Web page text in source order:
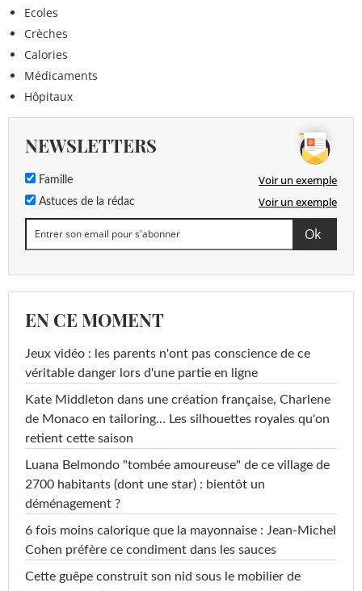
Ecoles
Crèches
Calories
Médicaments
Hôpitaux
NEWSLETTERS
Famille Voir un exemple
Astuces de la rédac Voir un exemple
EN CE MOMENT
Jeux vidéo : les parents n'ont pas conscience de ce
véritable danger lors d'une partie en ligne
Kate Middleton dans une création française, Charlene
de Monaco en tailoring… Les silhouettes royales qu'on
retient cette saison
Luana Belmondo "tombée amoureuse" de ce village de
2700 habitants (dont une star) : bientôt un
déménagement ?
6 fois moins calorique que la mayonnaise : Jean-Michel
Cohen préfère ce condiment dans les sauces
Cette guêpe construit son nid sous le mobilier de